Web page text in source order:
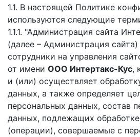
1.1. В настоящей Политике
используются следующие
1.1.1. "Администрация сайта
(далее – Администрация
сотрудники на управления
от имени ООО Интертакс-Кус,
и (или) осуществляет
данных, а также определяет
персональных данных, состав
данных, подлежащих
(операции), совершаемые с